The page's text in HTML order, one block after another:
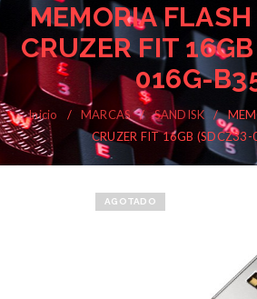
MEMORIA
CRUZER FIT
016G-
Inicio / MARCAS / SANDISK /
CRUZER FIT 16GB
AGOTADO